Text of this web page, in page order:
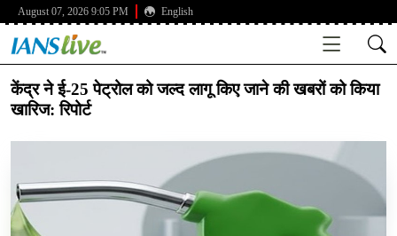
August 07, 2026 9:05 PM English
केंद्र ने ई-25 पेट्रोल को जल्द लागू किए जाने की खबरों को किया
खारिज: रिपोर्ट